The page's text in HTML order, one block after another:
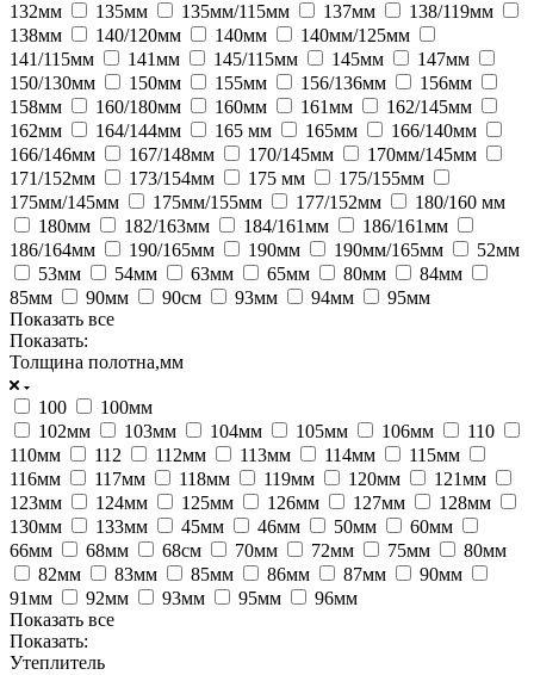
132мм
135мм 135мм/115мм 137мм
138/119мм
138мм
140/120мм 140мм
140мм/125мм
141/115мм
141мм 145/115мм 145мм
147мм
150/130мм
150мм 155мм 156/136мм
156мм
158мм
160/180мм 160мм 161мм
162/145мм
162мм
164/144мм 165 мм 165мм
166/140мм
166/146мм
167/148мм 170/145мм
170мм/145мм
171/152мм
173/154мм 175 мм
175/155мм
175мм/145мм
175мм/155мм 177/152мм
180/160 мм
180мм
182/163мм 184/161мм
186/161мм
186/164мм
190/165мм 190мм 190мм/165мм
52мм
53мм
54мм 63мм 65мм 80мм
84мм
85мм
90мм 90см 93мм 94мм
95мм
Показать все
Показать:
Толщина полотна,мм
100
100мм
102мм
103мм 104мм 105мм 106мм
110
110мм
112 112мм 113мм 114мм
115мм
116мм
117мм 118мм 119мм 120мм
121мм
123мм
124мм 125мм 126мм 127мм
128мм
130мм
133мм 45мм 46мм 50мм
60мм
66мм
68мм 68см 70мм 72мм 75мм
80мм
82мм
83мм 85мм 86мм 87мм
90мм
91мм
92мм 93мм 95мм
96мм
Показать все
Показать:
Утеплитель